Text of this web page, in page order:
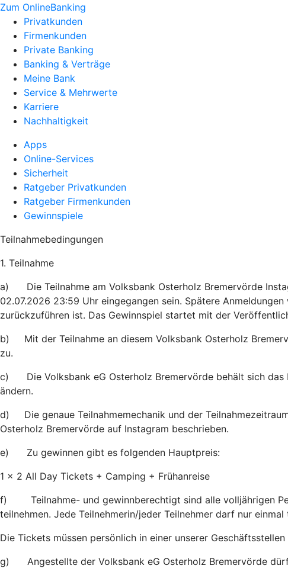
Zum OnlineBanking
Privatkunden
Firmenkunden
Private Banking
Banking & Verträge
Meine Bank
Service & Mehrwerte
Karriere
Nachhaltigkeit
Apps
Online-Services
Sicherheit
Ratgeber Privatkunden
Ratgeber Firmenkunden
Gewinnspiele
Teilnahmebedingungen
1. Teilnahme
a) Die Teilnahme am Volksbank Osterholz Bremervörde
02.07.2026 23:59 Uhr eingegangen sein. Spätere
zurückzuführen ist. Das Gewinnspiel startet mit der
b) Mit der Teilnahme an diesem Volksbank Osterholz
zu.
c) Die Volksbank eG Osterholz Bremervörde behält sich das
ändern.
d) Die genaue Teilnahmemechanik und der
Osterholz Bremervörde auf Instagram beschrieben.
e) Zu gewinnen gibt es folgenden Hauptpreis:
1 x 2 All Day Tickets + Camping + Frühanreise
f) Teilnahme- und gewinnberechtigt sind alle volljährigen
teilnehmen. Jede Teilnehmerin/jeder Teilnehmer darf nur einmal
Die Tickets müssen persönlich in einer unserer
g) Angestellte der Volksbank eG Osterholz Bremervörde